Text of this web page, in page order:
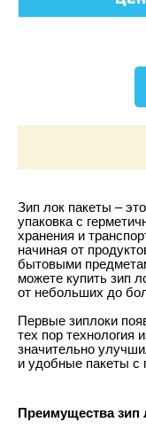
Зип лок пакеты –
упаковка с
хранения и
начиная от
бытовыми
можете купить зип
от небольших до
Первые зиплоки
тех пор технология
значительно
и удобные пакеты с
Преимущества зип